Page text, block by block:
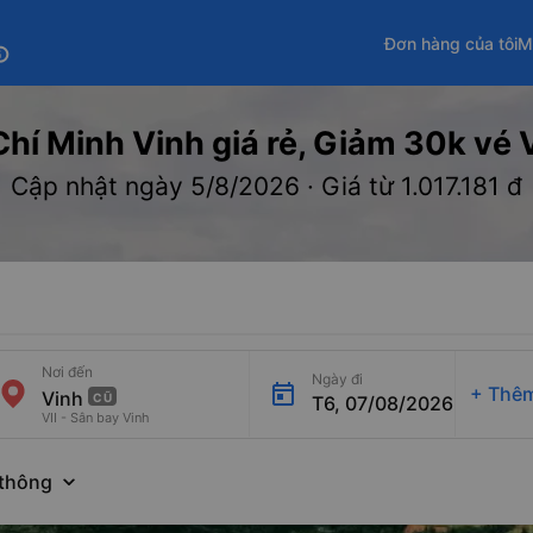
Đơn hàng của tôi
Minh Vinh giá rẻ, Giảm 30k vé
Cập nhật ngày 5/8/2026 · Giá từ 1.017.181 đ
CŨ
Nơi đến
VII - Sân bay Vinh
Ngày đi
T6, 07/08/2026 +